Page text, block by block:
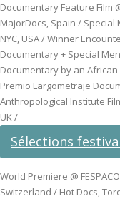
Documentary Feature Film
MajorDocs, Spain / Special
NYC, USA / Winner
Documentary + Special
Documentary by an
Premio Largometraje
Anthropological Institute
UK /
Sélections
World Premiere @
Switzerland / Hot Docs,